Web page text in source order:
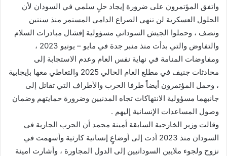
واتفق المؤتمرون على ضرورة إيجاد حلٍ سلمي في السودان لأن
الحلول العسكرية لن تنهي الصراع الدامي المستمر منذ سنتين
ونصف ، وحملوا الجيش السوداني مسؤولية إفشال مبادرات السلام
والتفاوض والتي بدأت منذ منبر جدة في مايو – يونيو 2023 ،
ومفاوضات المنامة في نهاية نفس العام وعدم الاستجابة إلى
محادثات جنيف في مطلع العام الحالي 2025 والتعاطي معها بإيجابية
، وحمل المؤتمرون أيضاً طرفا الحرب والأطراف التي تقاتل إلى
جانبهما مسؤولية الانتهاكات تجاه المدنيين وضرورة حمايتهم وضمان
وصول المساعدات الإنسانية إليهم .
وقالت وزير الخارجية السابقة أمينة محمد أن الحرب الجارية في
السودان منذ 2023 أدت إلى أوضاعٍ إنسانية كارثية وأسهمت في
نزوح ولجوء ملايين السودانيين إلى الدول المجاورة ، وأشارت امينة